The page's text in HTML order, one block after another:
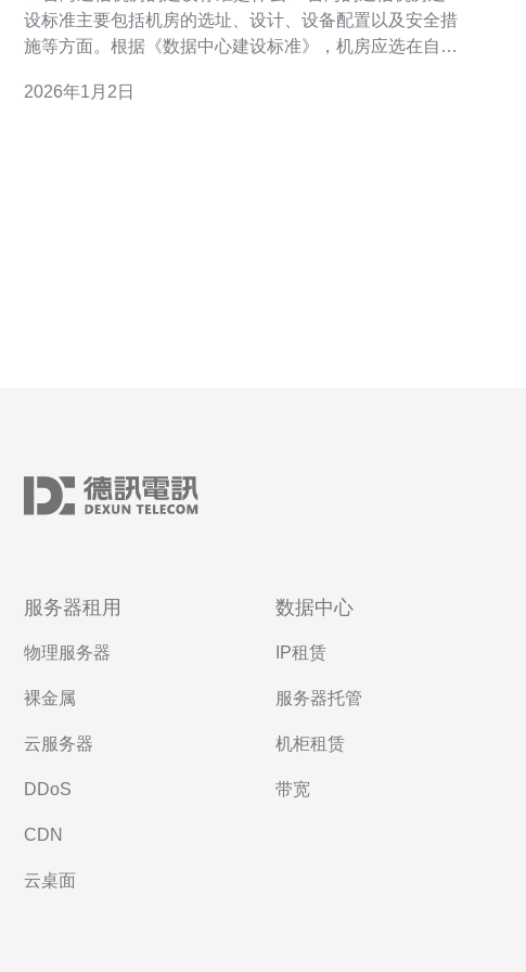
设标准主要包括机房的选址、设计、设备配置以及安全措
施等方面。根据《数据中心建设标准》，机房应选在自然
施。机房的设计应考虑到设备的散热、供电、网络接入等
2026年1月2日
服务器租用
物理服务器
裸金属
云服务器
DDoS
CDN
云桌面
数据中心
IP租赁
服务器托管
机柜租赁
带宽